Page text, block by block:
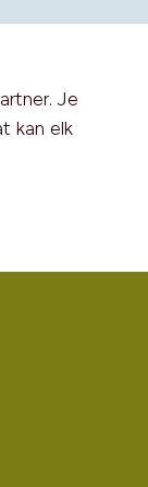
Je
kan elk